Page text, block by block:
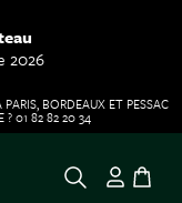
2026
BORDEAUX ET PESSAC
? 01 82 82 20 34